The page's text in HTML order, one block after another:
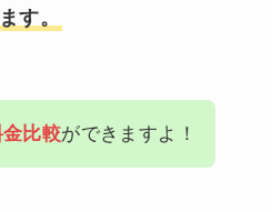
す。
金比較ができますよ！